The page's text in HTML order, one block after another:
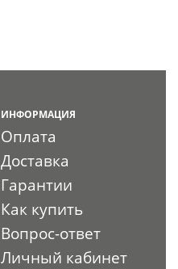
ИНФОРМАЦИЯ
Оплата
Доставка
Гарантии
Как купить
Вопрос-ответ
Личный кабинет